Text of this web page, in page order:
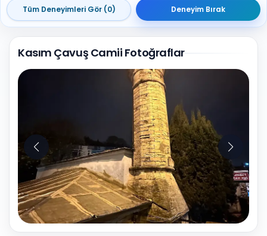
Tüm Deneyimleri Gör (0)
Deneyim Bırak
Kasım Çavuş Camii Fotoğraflar